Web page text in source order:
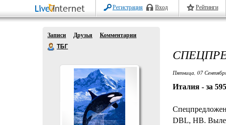
Регистрация Вход Рейтинги
Записи Друзья
Комментарии
ТБГ
Пятница, 07
Италия - за
DBL, HB.